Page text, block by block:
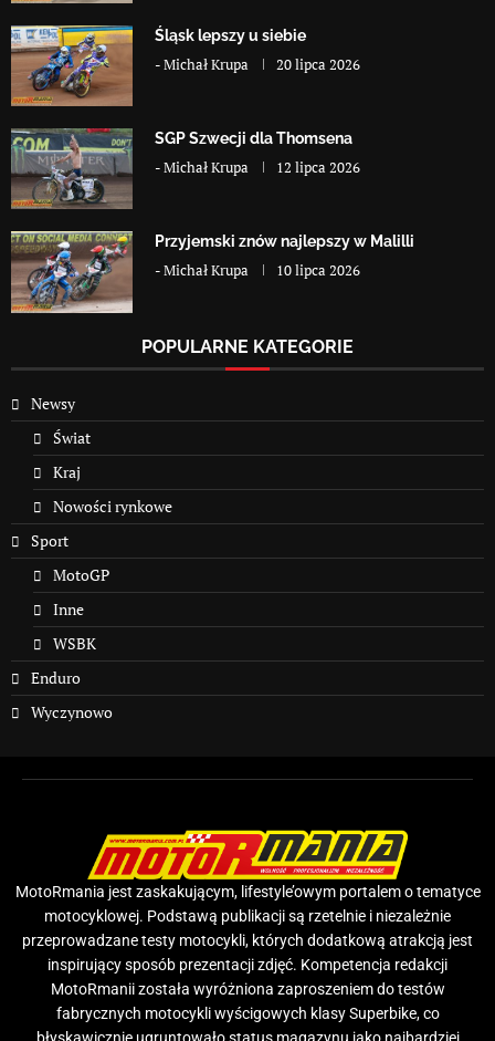
Śląsk lepszy u siebie
-Michał Krupa 20 lipca 2026
SGP Szwecji dla Thomsena
-Michał Krupa 12 lipca 2026
Przyjemski znów najlepszy w Malilli
-Michał Krupa 10 lipca 2026
POPULARNE KATEGORIE
Newsy
Świat
Kraj
Nowości rynkowe
Sport
MotoGP
Inne
WSBK
Enduro
Wyczynowo
MotoRmania jest zaskakującym, lifestyle’owym portalem o tematyce
motocyklowej. Podstawą publikacji są rzetelnie i niezależnie
przeprowadzane testy motocykli, których dodatkową atrakcją jest
inspirujący sposób prezentacji zdjęć. Kompetencja redakcji
MotoRmanii została wyróżniona zaproszeniem do testów
fabrycznych motocykli wyścigowych klasy Superbike, co
błyskawicznie ugruntowało status magazynu jako najbardziej